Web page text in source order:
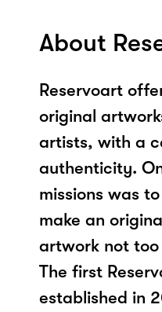
About
Reservoart
original
artists, with a
authenticity.
missions was
make an
artwork not
The first
established in